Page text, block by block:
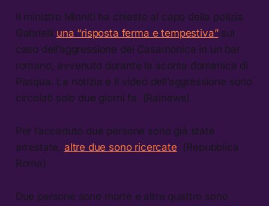
Il ministro Minniti ha chiesto al capo della polizia
Gabrielli una “risposta ferma e tempestiva”sul
caso dell’aggressione dei Casamonica in un bar
romano, avvenuto durante la scorsa domenica di
Pasqua. La notizia e il video dell’aggressione sono
circolati solo due giorni fa. (Rainews)
Per l’accaduto due persone sono già state
arrestate, altre due sono ricercate. (Repubblica
Roma)
Due persone sono morte e altre quattro sono